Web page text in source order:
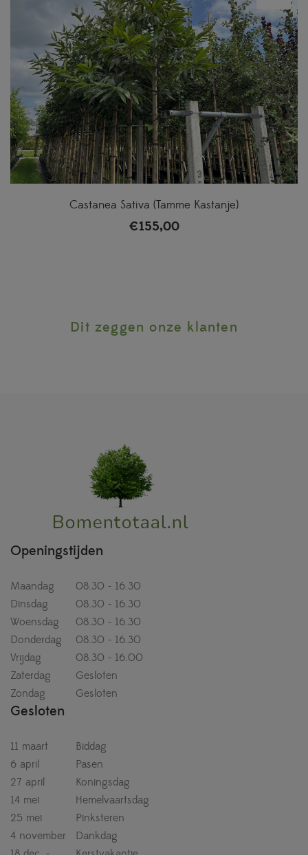
Castanea Sativa (Tamme Kastanje)
€155,00
Dit zeggen onze klanten
Openingstijden
Maandag
08.30 - 16.30
Dinsdag
08.30 - 16.30
Woensdag
08.30 - 16.30
Donderdag
08.30 - 16.30
Vrijdag
08.30 - 16.00
Zaterdag
Gesloten
Zondag
Gesloten
Gesloten
11 maart
Biddag
6 april
Pasen
27 april
Koningsdag
14 mei
Hemelvaartsdag
25 mei
Pinksteren
4 november
Dankdag